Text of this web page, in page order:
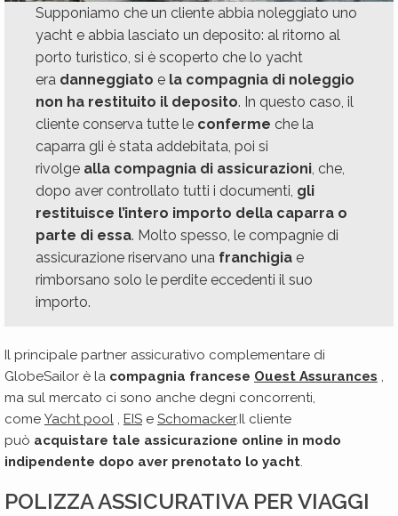
Supponiamo che un cliente abbia noleggiato uno
yacht e abbia lasciato un deposito: al ritorno al
porto turistico, si è scoperto che lo yacht
era danneggiato e la compagnia di noleggio
non ha restituito il deposito. In questo caso, il
cliente conserva tutte le conferme che la
caparra gli è stata addebitata, poi si
rivolge alla compagnia di assicurazioni, che,
dopo aver controllato tutti i documenti, gli
restituisce l’intero importo della caparra o
parte di essa. Molto spesso, le compagnie di
assicurazione riservano una franchigia e
rimborsano solo le perdite eccedenti il ​​suo
importo.
Il principale partner assicurativo complementare di
GlobeSailor è la compagnia francese Ouest Assurances ,
ma sul mercato ci sono anche degni concorrenti,
come Yacht pool , EIS e Schomacker.Il cliente
può acquistare tale assicurazione online in modo
indipendente dopo aver prenotato lo yacht.
POLIZZA ASSICURATIVA PER VIAGGI